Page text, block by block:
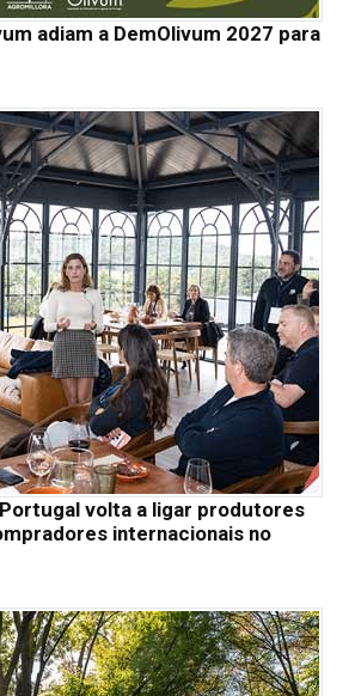
adiam a DemOlivum 2027 para
volta a ligar produtores
internacionais no